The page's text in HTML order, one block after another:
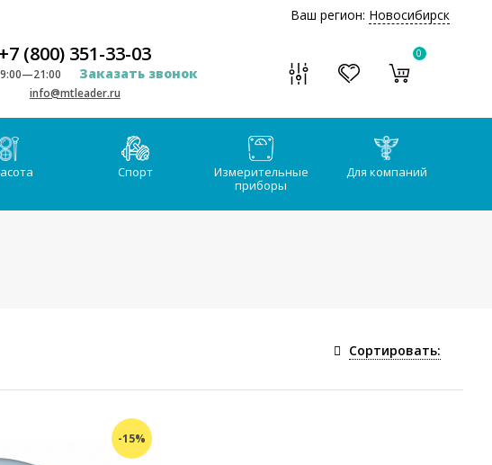
Ваш регион: Новосибирск
+7 (800) 351-33-03
Заказать звонок
info@mtleader.ru
0
Спорт
Измерительные
приборы
Для компаний
Сортировать:
-15%